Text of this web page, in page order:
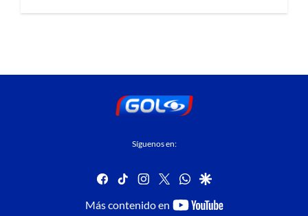
Síguenos en:
facebook
tiktok instagram
twitterwhatsapp
google
Más contenido en
youtube-